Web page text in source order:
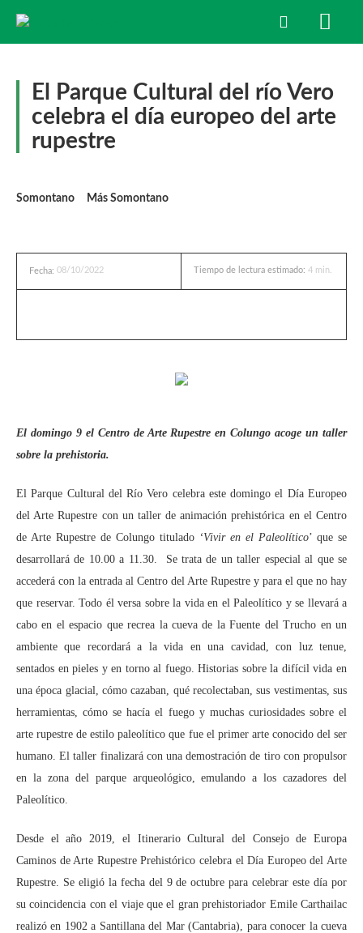
El Parque Cultural del río Vero
celebra el día europeo del arte
rupestre
Somontano Más Somontano
Fecha: 08/10/2022 Tiempo de lectura estimado: 4 min.
El domingo 9 el Centro de Arte Rupestre en Colungo acoge un taller
sobre la prehistoria.
El Parque Cultural del Río Vero celebra este domingo el Día Europeo
del Arte Rupestre con un taller de animación prehistórica en el Centro
de Arte Rupestre de Colungo titulado ‘Vivir en el Paleolítico’ que se
desarrollará de 10.00 a 11.30. Se trata de un taller especial al que se
accederá con la entrada al Centro del Arte Rupestre y para el que no hay
que reservar. Todo él versa sobre la vida en el Paleolítico y se llevará a
cabo en el espacio que recrea la cueva de la Fuente del Trucho en un
ambiente que recordará a la vida en una cavidad, con luz tenue,
sentados en pieles y en torno al fuego. Historias sobre la difícil vida en
una época glacial, cómo cazaban, qué recolectaban, sus vestimentas, sus
herramientas, cómo se hacía el fuego y muchas curiosidades sobre el
arte rupestre de estilo paleolítico que fue el primer arte conocido del ser
humano. El taller finalizará con una demostración de tiro con propulsor
en la zona del parque arqueológico, emulando a los cazadores del
Paleolítico.
Desde el año 2019, el Itinerario Cultural del Consejo de Europa
Caminos de Arte Rupestre Prehistórico celebra el Día Europeo del Arte
Rupestre. Se eligió la fecha del 9 de octubre para celebrar este día por
su coincidencia con el viaje que el gran prehistoriador Emile Carthailac
realizó en 1902 a Santillana del Mar (Cantabria), para conocer la cueva